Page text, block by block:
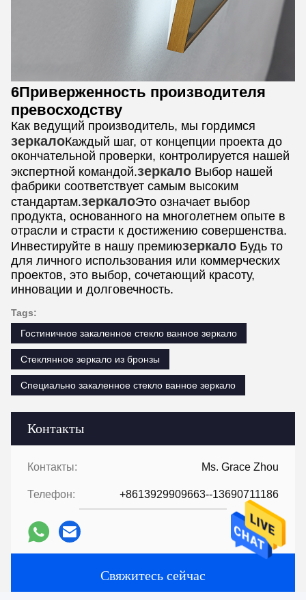
Контакты
Контакты: Ms. Grace Zhou
Телефон: +8613929909663--13690711186
Свяжитесь сейчас
6Приверженность производителя
превосходству
Как ведущий производитель, мы гордимся
зеркалоКаждый шаг, от концепции проекта до
окончательной проверки, контролируется нашей
экспертной командой.зеркало Выбор нашей
фабрики соответствует самым высоким
стандартам.зеркалоЭто означает выбор
продукта, основанного на многолетнем опыте в
отрасли и страсти к достижению совершенства.
Инвестируйте в нашу премиюзеркало Будь то
для личного использования или коммерческих
проектов, это выбор, сочетающий красоту,
инновации и долговечность.
Tags:
Гостиничное закаленное стекло ванное зеркало
Стеклянное зеркало из бронзы
Специально закаленное стекло ванное зеркало